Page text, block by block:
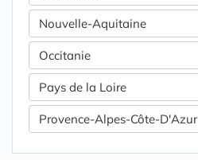
Nouvelle-Aquitaine
Occitanie
Pays de la Loire
Provence-Alpes-Côte-D'Azur